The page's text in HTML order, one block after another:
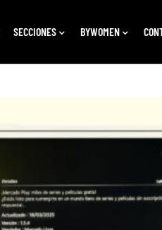
SECCIONES BYWOMEN